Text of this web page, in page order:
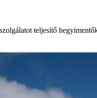
teljesítő